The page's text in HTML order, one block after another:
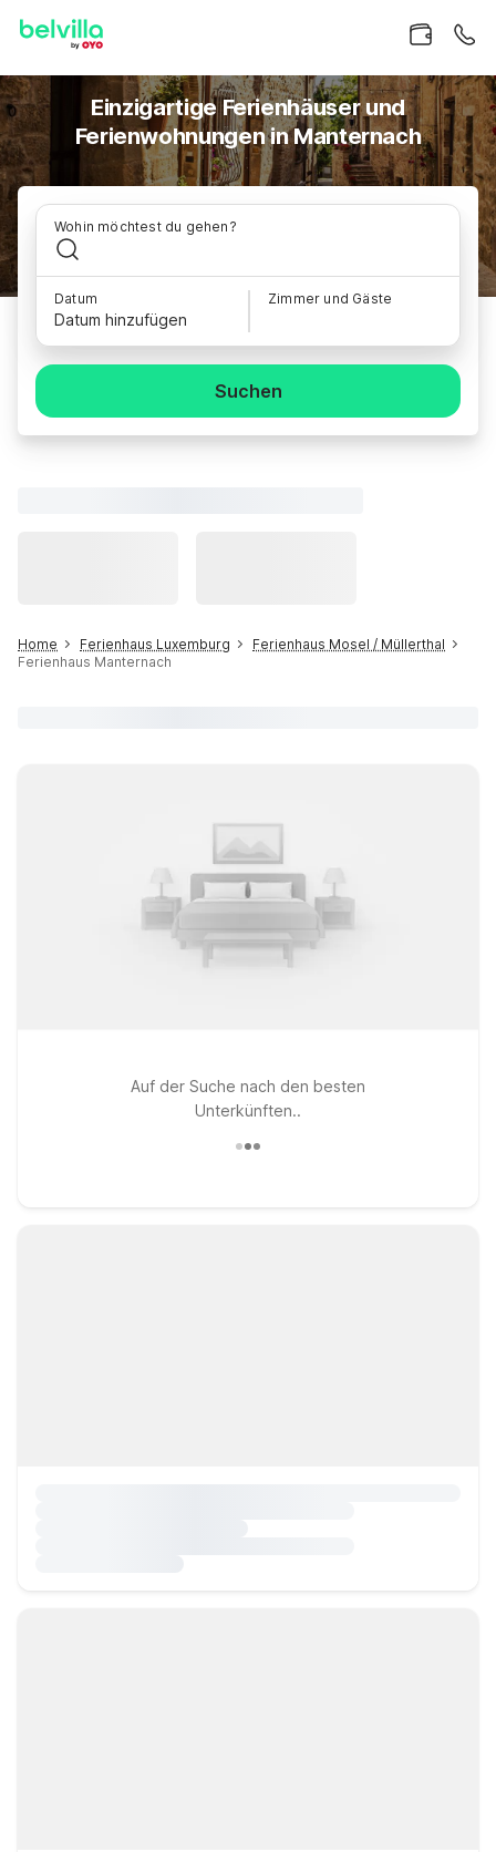
Einzigartige Ferienhäuser und
Ferienwohnungen in Manternach
Wohin möchtest du gehen?
Datum
Datum hinzufügen
Zimmer und Gäste
Suchen
Home Ferienhaus Luxemburg
Ferienhaus Mosel / Müllerthal
Ferienhaus Manternach
Auf der Suche nach den besten
Unterkünften..